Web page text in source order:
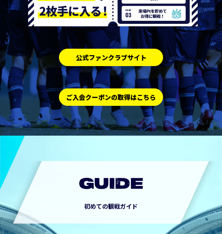
公式ファンクラブサイト
ご入会クーポンの取得はこちら
GUIDE
初めての観戦ガイド